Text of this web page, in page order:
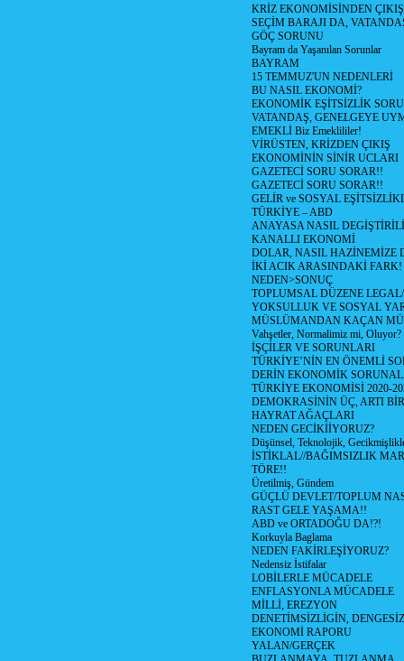
KRİZ EKONOMİSİNDEN ÇIKIŞ
SEÇİM BARAJI DA,
GÖÇ SORUNU
Bayram da Yaşanılan Sorunlar
BAYRAM
15 TEMMUZ'UN NEDENLERİ
BU NASIL EKONOMİ?
EKONOMİK EŞİTSİZLİK
VATANDAŞ, GENELGEYE
EMEKLİ Biz Emeklililer!
VİRÜSTEN, KRİZDEN ÇIKIŞ
EKONOMİNİN SİNİR UCLARI
GAZETECİ SORU SORAR!!
GAZETECİ SORU SORAR!!
GELİR ve SOSYAL
TÜRKİYE – ABD
ANAYASA NASIL
KANALLI EKONOMİ
DOLAR, NASIL HAZİNEMİZE
İKİ ACIK ARASINDAKİ FARK!
NEDEN>SONUÇ
TOPLUMSAL DÜZENE
YOKSULLUK VE SOSYAL
MÜSLÜMANDAN KAÇAN
Vahşetler, Normalimiz mi, Oluyor?
İŞÇİLER VE SORUNLARI
TÜRKİYE’NİN EN ÖNEMLİ
DERİN EKONOMİK
TÜRKİYE EKONOMİSİ 2020-
DEMOKRASİNİN ÜÇ, ARTI
HAYRAT AĞAÇLARI
NEDEN GECİKİİYORUZ?
Düşünsel, Teknolojik,
İSTİKLAL//BAĞIMSIZLIK
TÖRE!!
Üretilmiş, Gündem
GÜÇLÜ DEVLET/TOPLUM
RAST GELE YAŞAMA!!
ABD ve ORTADOĞU DA!?!
Korkuyla Baglama
NEDEN FAKİRLEŞİYORUZ?
Nedensiz İstifalar
LOBİLERLE MÜCADELE
ENFLASYONLA MÜCADELE
MİLLİ, EREZYON
DENETİMSİZLİGİN,
EKONOMİ RAPORU
YALAN/GERÇEK